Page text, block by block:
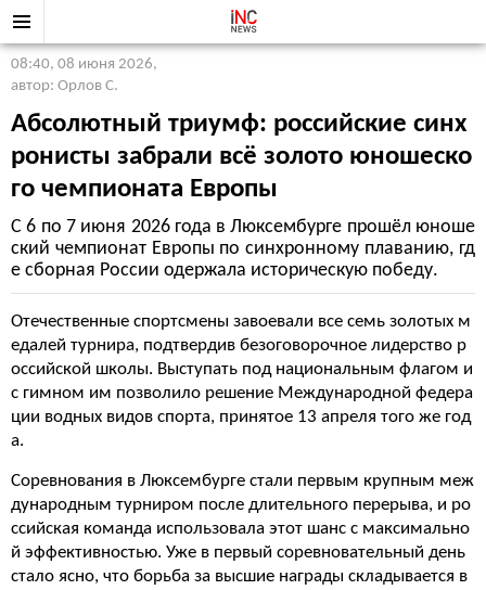
08:40, 08 июня 2026,
автор: Орлов С.
Абсолютный триумф: российские синх
ронисты забрали всё золото юношеско
го чемпионата Европы
С 6 по 7 июня 2026 года в Люксембурге прошёл юноше
ский чемпионат Европы по синхронному плаванию, гд
е сборная России одержала историческую победу.
Отечественные спортсмены завоевали все семь золотых м
едалей турнира, подтвердив безоговорочное лидерство р
оссийской школы. Выступать под национальным флагом и
с гимном им позволило решение Международной федера
ции водных видов спорта, принятое 13 апреля того же год
а.
Соревнования в Люксембурге стали первым крупным меж
дународным турниром после длительного перерыва, и ро
ссийская команда использовала этот шанс с максимально
й эффективностью. Уже в первый соревновательный день
стало ясно, что борьба за высшие награды складывается в